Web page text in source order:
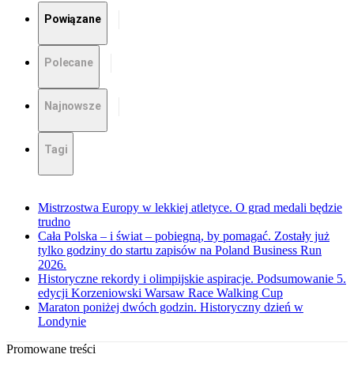
Powiązane
Polecane
Najnowsze
Tagi
Mistrzostwa Europy w lekkiej atletyce. O grad medali będzie
trudno
Cała Polska – i świat – pobiegną, by pomagać. Zostały już
tylko godziny do startu zapisów na Poland Business Run
2026.
Historyczne rekordy i olimpijskie aspiracje. Podsumowanie 5.
edycji Korzeniowski Warsaw Race Walking Cup
Maraton poniżej dwóch godzin. Historyczny dzień w
Londynie
Promowane treści